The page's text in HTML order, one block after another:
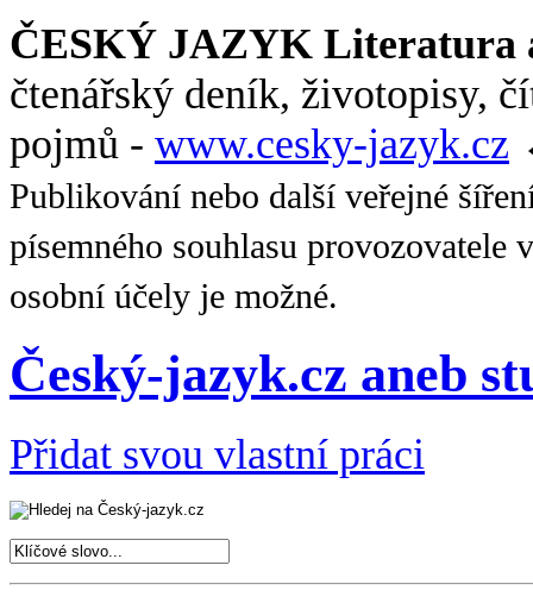
ČESKÝ JAZYK Literatura
čtenářský deník, životopisy,
pojmů - www.cesky-jazyk.cz
Publikování nebo další veřejné
písemného souhlasu
osobní účely je možné.
Český-jazyk.cz aneb
Přidat svou vlastní práci